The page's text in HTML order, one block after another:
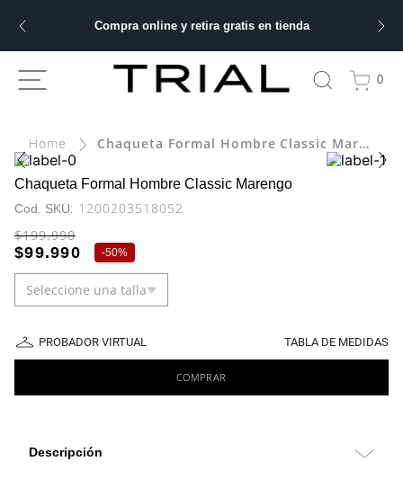
Compra online y retira gratis en tienda
0
Chaqueta Formal Hombre Classic Marengo
Chaqueta Formal Hombre Classic Marengo
: 1200203518052
$199.990
$99.990 -50%
Seleccione una talla
PROBADOR VIRTUAL TABLA DE MEDIDAS
COMPRAR
Descripción
BUSCADOS